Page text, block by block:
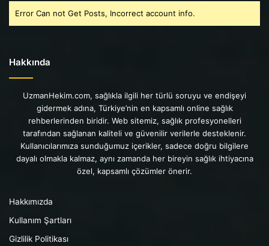
Error Can not Get Posts, Incorrect account info.
Hakkında
UzmanHekim.com, sağlıkla ilgili her türlü soruyu ve endişeyi
gidermek adına, Türkiye’nin en kapsamlı online sağlık
rehberlerinden biridir. Web sitemiz, sağlık profesyonelleri
tarafından sağlanan kaliteli ve güvenilir verilerle desteklenir.
Kullanıcılarımıza sunduğumuz içerikler, sadece doğru bilgilere
dayalı olmakla kalmaz, aynı zamanda her bireyin sağlık ihtiyacına
özel, kapsamlı çözümler önerir.
Hakkımızda
Kullanım Şartları
Gizlilik Politikası